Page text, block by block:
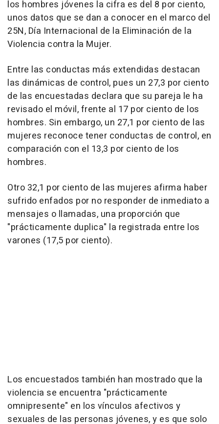
los hombres jóvenes la cifra es del 8 por ciento,
unos datos que se dan a conocer en el marco del
25N, Día Internacional de la Eliminación de la
Violencia contra la Mujer.
Entre las conductas más extendidas destacan
las dinámicas de control, pues un 27,3 por ciento
de las encuestadas declara que su pareja le ha
revisado el móvil, frente al 17 por ciento de los
hombres. Sin embargo, un 27,1 por ciento de las
mujeres reconoce tener conductas de control, en
comparación con el 13,3 por ciento de los
hombres.
Otro 32,1 por ciento de las mujeres afirma haber
sufrido enfados por no responder de inmediato a
mensajes o llamadas, una proporción que
"prácticamente duplica" la registrada entre los
varones (17,5 por ciento).
Los encuestados también han mostrado que la
violencia se encuentra "prácticamente
omnipresente" en los vínculos afectivos y
sexuales de las personas jóvenes, y es que solo